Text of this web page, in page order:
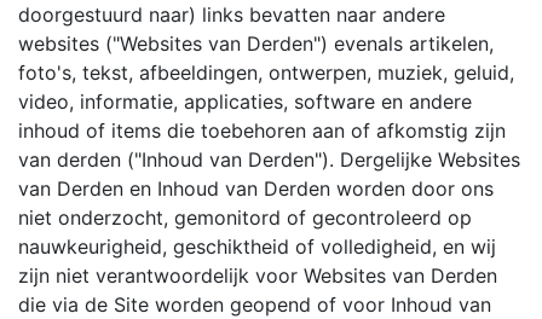
doorgestuurd naar) links bevatten naar andere
websites ("Websites van Derden") evenals artikelen,
foto's, tekst, afbeeldingen, ontwerpen, muziek, geluid,
video, informatie, applicaties, software en andere
inhoud of items die toebehoren aan of afkomstig zijn
van derden ("Inhoud van Derden"). Dergelijke Websites
van Derden en Inhoud van Derden worden door ons
niet onderzocht, gemonitord of gecontroleerd op
nauwkeurigheid, geschiktheid of volledigheid, en wij
zijn niet verantwoordelijk voor Websites van Derden
die via de Site worden geopend of voor Inhoud van